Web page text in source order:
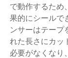
で動作するため
果的にシールで
ンサーはテープ
れた長さにカッ
必要がなくなり